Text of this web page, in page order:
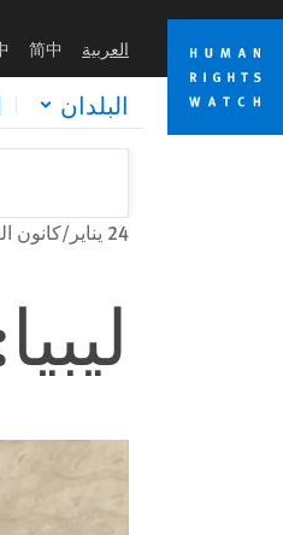
Skip
cookie
privacy
notice
Skip
main
content
العربية 简中
البلدان
24 يناير/كانون الثاني 2019